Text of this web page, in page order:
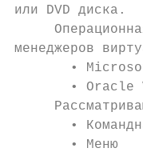
или DVD диска.
менеджеров
•
• Oracle
•
       • Меню